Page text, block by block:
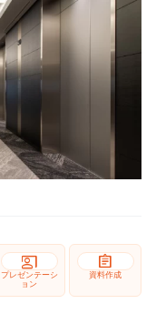
co_present
プレゼンテーシ
ョン
assignment
資料作成